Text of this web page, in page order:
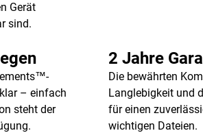
Gerät
sind.
– einfach
steht der
2 Jahre
Die bewährten
Langlebigkeit und
für einen
wichtigen Dateien.